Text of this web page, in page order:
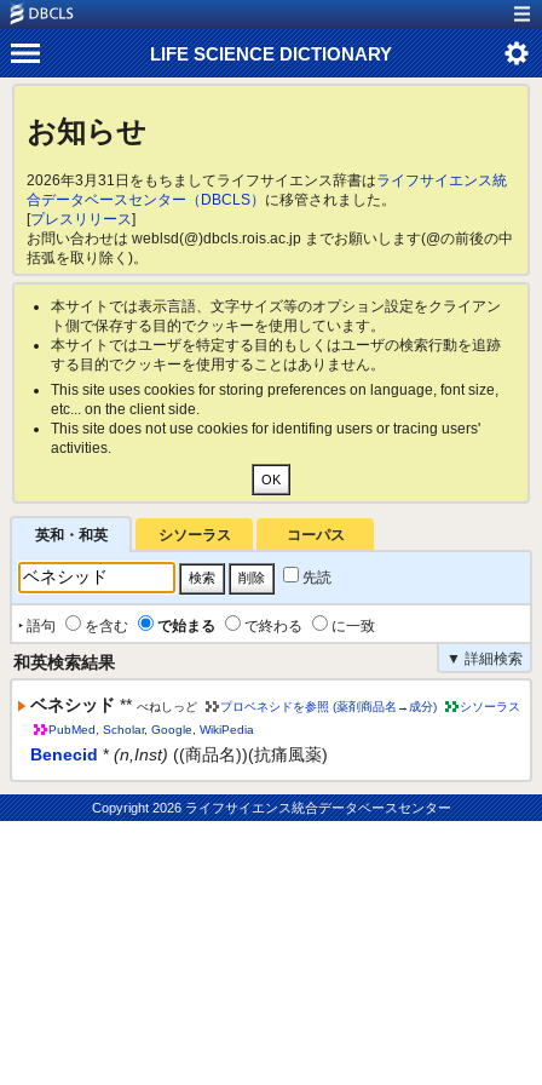
LIFE SCIENCE DICTIONARY
お知らせ
2026年3月31日をもちましてライフサイエンス辞書はライフサイエンス統
合データベースセンター（DBCLS） に移管されました。
[プレスリリース]
お問い合わせは weblsd(@)dbcls.rois.ac.jp までお願いします(@の前後の中
括弧を取り除く)。
本サイトでは表示言語、文字サイズ等のオプション設定をクライアン
ト側で保存する目的でクッキーを使用しています。
本サイトではユーザを特定する目的もしくはユーザの検索行動を追跡
する目的でクッキーを使用することはありません。
This site uses cookies for storing preferences on language, font size,
etc... on the client side.
This site does not use cookies for identifing users or tracing users'
activities.
英和・和英 シソーラス コーパス
先読
‣ 語句 を含む で始まる で終わる
に一致
▼ 詳細検索
和英検索結果
ベネシッド ** べねしっど プロベネシドを参照 (薬剤商品名→成分)
シソーラス
PubMed
Scholar, Google WikiPedia
Benecid * (n,Inst) ((商品名))(抗痛風薬)
Copyright2026 ライフサイエンス統合データベースセンター